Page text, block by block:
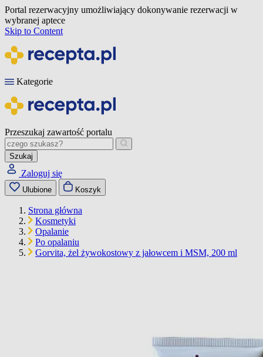
Portal rezerwacyjny umożliwiający dokonywanie rezerwacji w
wybranej aptece
Skip to Content
Kategorie
Przeszukaj zawartość portalu
Szukaj
Zaloguj się
Ulubione Koszyk
Strona główna
Kosmetyki
Opalanie
Po opalaniu
Gorvita, żel żywokostowy z jałowcem i MSM, 200 ml